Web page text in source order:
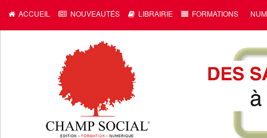
ACCUEIL NOUVEAUTÉS LIBRAIRIE FORMATIONS